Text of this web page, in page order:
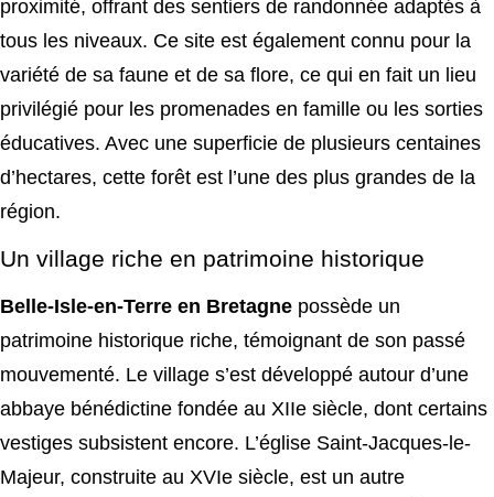
proximité, offrant des sentiers de randonnée adaptés à
tous les niveaux. Ce site est également connu pour la
variété de sa faune et de sa flore, ce qui en fait un lieu
privilégié pour les promenades en famille ou les sorties
éducatives. Avec une superficie de plusieurs centaines
d’hectares, cette forêt est l’une des plus grandes de la
région.
Un village riche en patrimoine historique
Belle-Isle-en-Terre en Bretagne possède un
patrimoine historique riche, témoignant de son passé
mouvementé. Le village s’est développé autour d’une
abbaye bénédictine fondée au XIIe siècle, dont certains
vestiges subsistent encore. L’église Saint-Jacques-le-
Majeur, construite au XVIe siècle, est un autre